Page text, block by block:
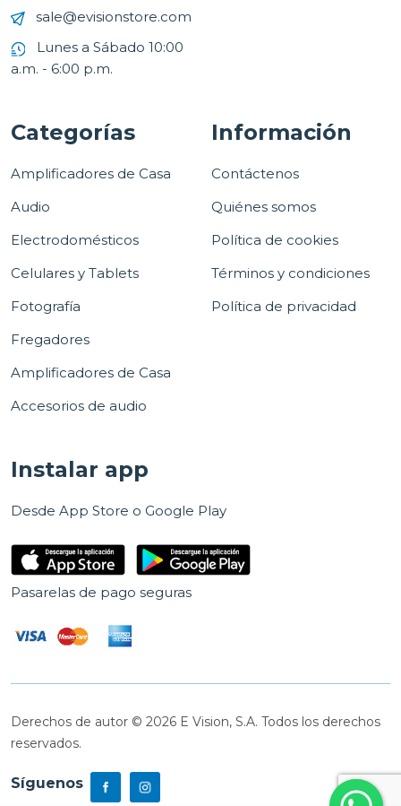
sale@evisionstore.com
Lunes a Sábado 10:00
a.m. - 6:00 p.m.
Categorías
Amplificadores de Casa
Audio
Electrodomésticos
Celulares y Tablets
Fotografía
Fregadores
Amplificadores de Casa
Accesorios de audio
Información
Contáctenos
Quiénes somos
Política de cookies
Términos y condiciones
Política de privacidad
Instalar app
Desde App Store o Google Play
Pasarelas de pago seguras
Derechos de autor © 2026 E Vision, S.A. Todos los derechos
reservados.
Síguenos